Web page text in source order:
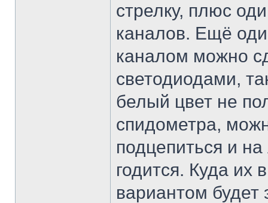
стрелку, плюс
каналов. Ещё
каналом можно
светодиодами,
белый цвет не
спидометра,
подцепиться и
годится. Куда
вариантом будет